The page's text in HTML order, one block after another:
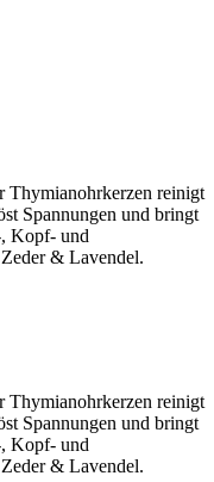
Thymianohrkerzen reinigt
Spannungen und bringt
Kopf- und
& Lavendel.
Thymianohrkerzen reinigt
Spannungen und bringt
Kopf- und
& Lavendel.